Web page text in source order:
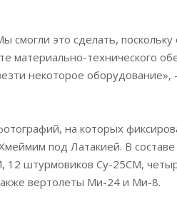
смогли это сделать,
материально-технического
некоторое
на которых
под Латакией. В составе
штурмовиков Су-25СМ,
вертолеты Ми-24 и Ми-8.